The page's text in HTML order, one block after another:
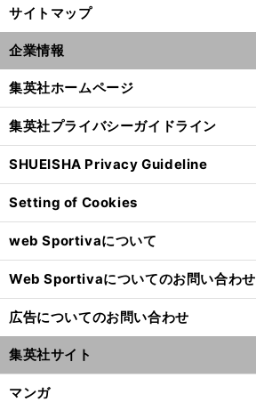
サイトマップ
企業情報
集英社ホームページ
集英社プライバシーガイドライン
SHUEISHA Privacy Guideline
Setting of Cookies
web Sportivaについて
Web Sportivaについてのお問い合わせ
広告についてのお問い合わせ
集英社サイト
マンガ